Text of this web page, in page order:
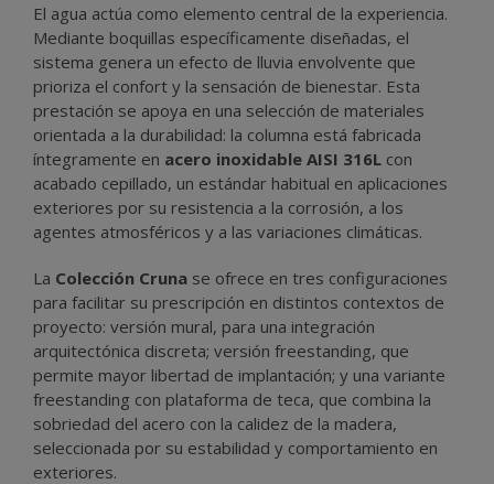
El agua actúa como elemento central de la experiencia.
Mediante boquillas específicamente diseñadas, el
sistema genera un efecto de lluvia envolvente que
prioriza el confort y la sensación de bienestar. Esta
prestación se apoya en una selección de materiales
orientada a la durabilidad: la columna está fabricada
íntegramente en acero inoxidable AISI 316L con
acabado cepillado, un estándar habitual en aplicaciones
exteriores por su resistencia a la corrosión, a los
agentes atmosféricos y a las variaciones climáticas.
La Colección Cruna se ofrece en tres configuraciones
para facilitar su prescripción en distintos contextos de
proyecto: versión mural, para una integración
arquitectónica discreta; versión freestanding, que
permite mayor libertad de implantación; y una variante
freestanding con plataforma de teca, que combina la
sobriedad del acero con la calidez de la madera,
seleccionada por su estabilidad y comportamiento en
exteriores.